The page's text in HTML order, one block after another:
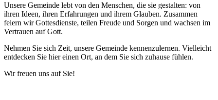
Unsere Gemeinde lebt von den Menschen, die sie gestalten: von
ihren Ideen, ihren Erfahrungen und ihrem Glauben. Zusammen
feiern wir Gottesdienste, teilen Freude und Sorgen und wachsen im
Vertrauen auf Gott.
Nehmen Sie sich Zeit, unsere Gemeinde kennenzulernen. Vielleicht
entdecken Sie hier einen Ort, an dem Sie sich zuhause fühlen.
Wir freuen uns auf Sie!